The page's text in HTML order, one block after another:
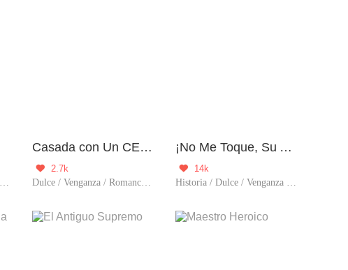
LGBT+ / Amor agridulce / Venganza / Romance / Cría Tu Amor / Predestinado / Auto superació
Casada con Un CEO en Estado Vegetativo

2.7k
Dulce / Venganza / Romance / CEO / Renacimiento / Sustituta
¡No Me Toque, Su Alteza!

14k
Historia / Dulce / Venganza / Predestinado / Renacimiento / Traició